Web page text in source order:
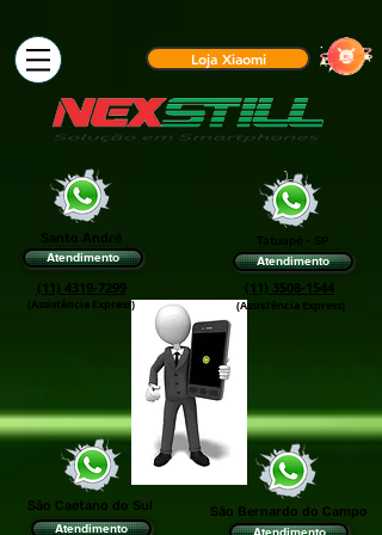
Loja Xiaomi
Santo André
Atendimento
(11) 4319-7299
(Assistência Express)
Tatuapé - SP
Atendimento
(11) 3508-1544
(Assis†ência Express)
São Bernardo do Campo
Atendimento
São Caetano do Sul
Atendimento